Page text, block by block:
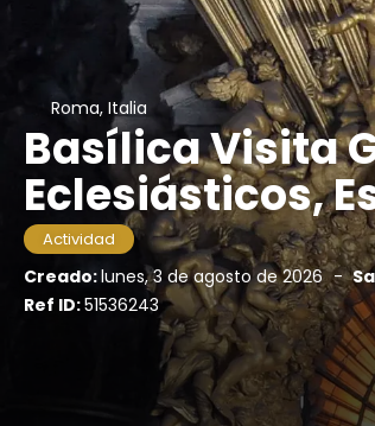
Roma, Italia
Basílica Visita
Eclesiásticos,
Actividad
Creado:lunes, 3 de agosto de 2026 -
Ref ID:51536243